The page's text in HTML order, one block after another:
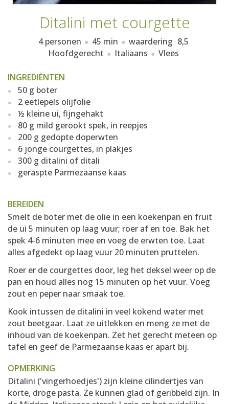
Ditalini met courgette
4 personen 45 min waardering 8,5
Hoofdgerecht
Italiaans Vlees
INGREDIËNTEN
50 g boter
2 eetlepels olijfolie
½ kleine ui, fijngehakt
80 g mild gerookt spek, in reepjes
200 g gedopte doperwten
6 jonge courgettes, in plakjes
300 g ditalini of ditali
geraspte Parmezaanse kaas
BEREIDEN
Smelt de boter met de olie in een koekenpan en fruit
de ui 5 minuten op laag vuur; roer af en toe. Bak het
spek 4-6 minuten mee en voeg de erwten toe. Laat
alles afgedekt op laag vuur 20 minuten pruttelen.
Roer er de courgettes door, leg het deksel weer op de
pan en houd alles nog 15 minuten op het vuur. Voeg
zout en peper naar smaak toe.
Kook intussen de ditalini in veel kokend water met
zout beetgaar. Laat ze uitlekken en meng ze met de
inhoud van de koekenpan. Zet het gerecht meteen op
tafel en geef de Parmezaanse kaas er apart bij.
OPMERKING
Ditalini ('vingerhoedjes') zijn kleine cilindertjes van
korte, droge pasta. Ze kunnen glad of geribbeld zijn. In